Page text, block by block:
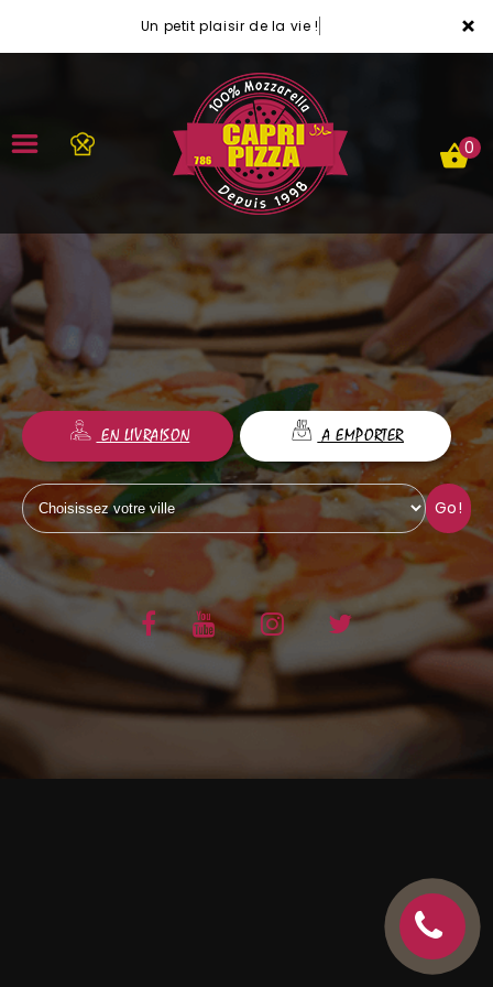
×
Un petit plaisir de la vie !
ACCUEIL
LA CARTE
VOTRE COMPTE
NOTRE RESTAURANT
VOS AVIS
MENTIONS LÉGALES
C.G.V
0
EN LIVRAISON A EMPORTER
Go!